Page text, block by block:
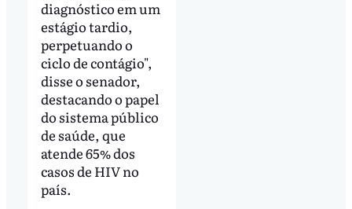
diagnóstico em um
estágio tardio,
perpetuando o
ciclo de contágio",
disse o senador,
destacando o papel
do sistema público
de saúde, que
atende 65% dos
casos de HIV no
país.